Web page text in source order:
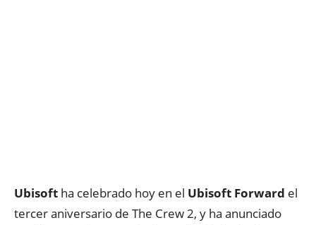
Ubisoft ha celebrado hoy en el Ubisoft Forward el
tercer aniversario de The Crew 2, y ha anunciado